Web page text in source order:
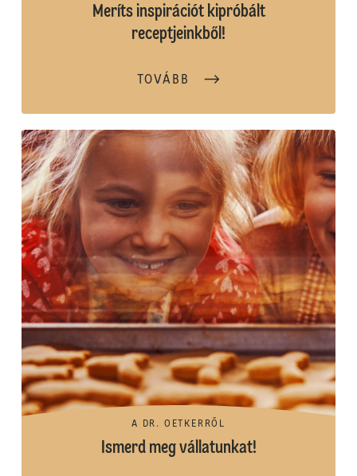
Meríts inspirációt kipróbált
receptjeinkből!
TOVÁBB
A DR. OETKERRŐL
Ismerd meg vállatunkat!